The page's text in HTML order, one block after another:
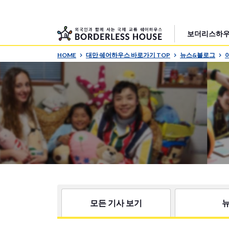
보더리스하
HOME 대만 쉐어하우스 바로가기 TOP 뉴스&블로그
모든 기사 보기